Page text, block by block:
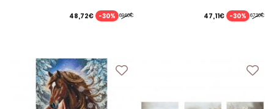
69,60€
48,72€ -30% 67,30€
47,11€ -30%